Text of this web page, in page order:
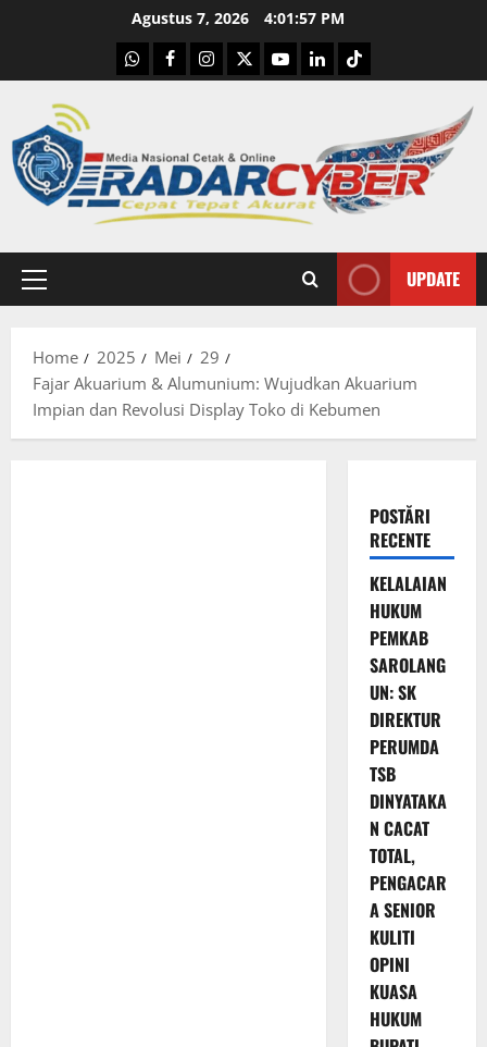
Agustus 7, 2026 4:01:58 PM
WhatsApp
Facebook
Instagram
X YoutubelinkedinTiktok
Primary
UPDATE
Home 2025 Mei
29
Fajar Akuarium & Alumunium: Wujudkan Akuarium
Impian dan Revolusi Display Toko di Kebumen
POSTĂRI
RECENTE
KELALAIAN
HUKUM
PEMKAB
SAROLANG
UN: SK
DIREKTUR
PERUMDA
TSB
DINYATAKA
N CACAT
TOTAL,
PENGACAR
A SENIOR
KULITI
OPINI
KUASA
HUKUM